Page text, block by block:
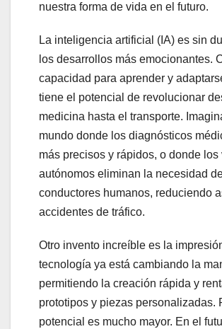
nuestra forma de vida en el futuro.
La inteligencia artificial (IA) es sin
los desarrollos más emocionantes.
capacidad para aprender y
tiene el potencial de revolucionar
medicina hasta el transporte.
mundo donde los diagnósticos
más precisos y rápidos, o donde
autónomos eliminan la necesidad
conductores humanos, reduciendo
accidentes de tráfico.
Otro invento increíble es la
tecnología ya está cambiando la
permitiendo la creación rápida y
prototipos y piezas personalizadas.
potencial es mucho mayor. En el